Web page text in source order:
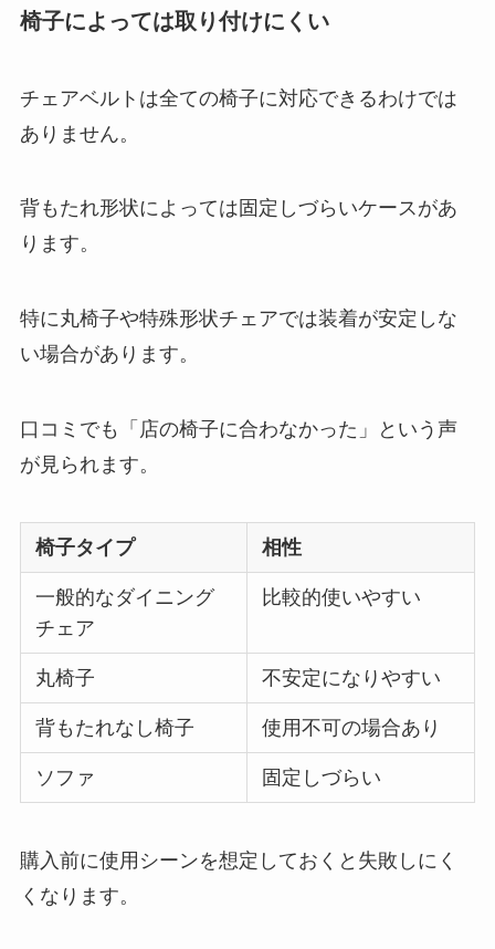
椅子によっては取り付けにくい
チェアベルトは全ての椅子に対応できるわけでは
ありません。
背もたれ形状によっては固定しづらいケースがあ
ります。
特に丸椅子や特殊形状チェアでは装着が安定しな
い場合があります。
口コミでも「店の椅子に合わなかった」という声
が見られます。
椅子タイプ 相性
一般的なダイニング
チェア
比較的使いやすい
丸椅子 不安定になりやすい
背もたれなし椅子 使用不可の場合あり
ソファ 固定しづらい
購入前に使用シーンを想定しておくと失敗しにく
くなります。